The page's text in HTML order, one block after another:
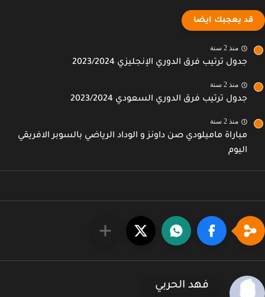
قد يعجبك ايضا
منذ 2 سنة
جدول ترتيب فرق الدوري الإنجليزي 2023/2024
منذ 2 سنة
جدول ترتيب فرق الدوري السعودي 2023/2024
منذ 2 سنة
مباراة ماميلودي صن داونز و الوداد الرياضي بالسوبر الافريقي
اليوم
فهد الحربي